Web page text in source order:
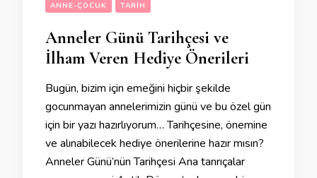
ANNE-ÇOCUK TARIH
Anneler Günü Tarihçesi ve
İlham Veren Hediye Önerileri
Bugün, bizim için emeğini hiçbir şekilde
gocunmayan annelerimizin günü ve bu özel gün
için bir yazı hazırlıyorum… Tarihçesine, önemine
ve alınabilecek hediye önerilerine hazır mısın?
Anneler Günü’nün Tarihçesi Ana tanrıçalar